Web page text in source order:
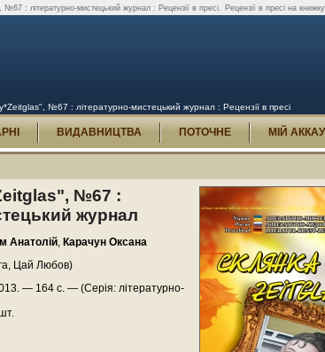
: літературно-мистецький журнал : Рецензії в пресі. Рецензії в пресі на
№67 : літературно-мистецький журнал : Рецензії в пресі
ВИДАВНИЦТВА ПОТОЧНЕ МІЙ
№67 :
журнал
Анатолій, Карачун Оксана
Цай Любов)
— 164 с. — (Серія: літературно-